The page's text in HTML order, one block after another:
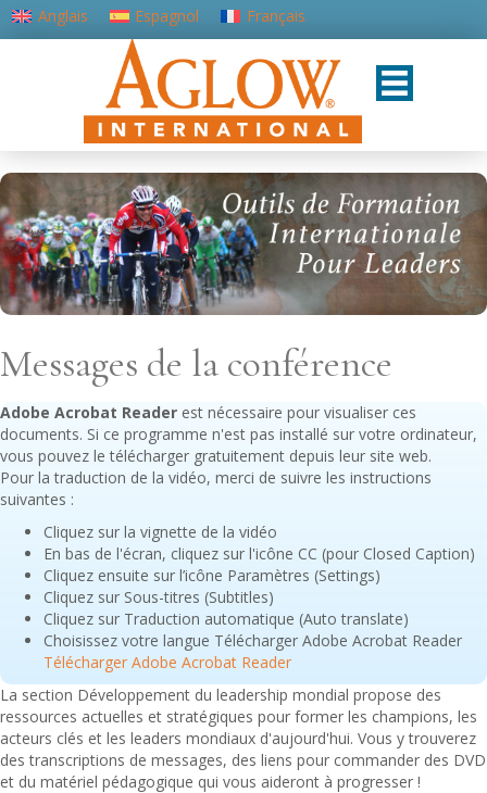
Anglais Espagnol
Français
Portugais - du Portugal
Messages de la conférence
Adobe Acrobat Reader est nécessaire pour visualiser ces
documents. Si ce programme n'est pas installé sur votre ordinateur,
vous pouvez le télécharger gratuitement depuis leur site web.
Pour la traduction de la vidéo, merci de suivre les instructions
suivantes :
Cliquez sur la vignette de la vidéo
En bas de l'écran, cliquez sur l'icône CC (pour Closed Caption)
Cliquez ensuite sur l’icône Paramètres (Settings)
Cliquez sur Sous-titres (Subtitles)
Cliquez sur Traduction automatique (Auto translate)
Choisissez votre langue Télécharger Adobe Acrobat Reader
Télécharger Adobe Acrobat Reader
La section Développement du leadership mondial propose des
ressources actuelles et stratégiques pour former les champions, les
acteurs clés et les leaders mondiaux d'aujourd'hui. Vous y trouverez
des transcriptions de messages, des liens pour commander des DVD
et du matériel pédagogique qui vous aideront à progresser !